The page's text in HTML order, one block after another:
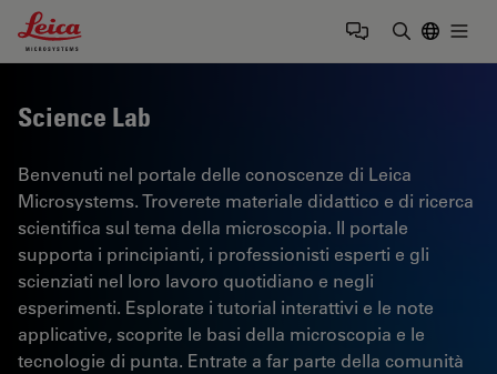
Leica Microsystems Logo
Science Lab
Benvenuti nel portale delle conoscenze di Leica
Microsystems. Troverete materiale didattico e di ricerca
scientifica sul tema della microscopia. Il portale
supporta i principianti, i professionisti esperti e gli
scienziati nel loro lavoro quotidiano e negli
esperimenti. Esplorate i tutorial interattivi e le note
applicative, scoprite le basi della microscopia e le
tecnologie di punta. Entrate a far parte della comunità